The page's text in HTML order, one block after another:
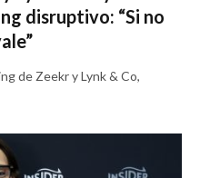
disruptivo: “Si no
de Zeekr y Lynk & Co,